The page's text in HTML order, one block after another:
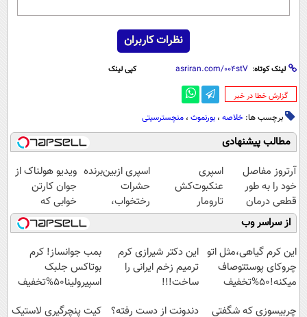
نظرات کاربران
لینک کوتاه: کپی لینک
‌گزارش خطا در خبر
برچسب ها: خلاصه‌ ، بورنموث ، منچسترسیتی
مطالب پیشنهادی
آرتروز مفاصل
خود را به طور
قطعی درمان
کنید!
◗پرسش‌نامه◖
اسپری
عنکبوت‌‌کش
تارومار
ازبین‌برنده انواع
عنکبوت
اسپری ازبین‌برنده
حشرات
رختخواب،
مناسب برای
مقابله با انواع
ساس
ویدیو هولناک از
جوان کارتن
خوابی که
میلیاردر شد.
آموزش رایگان
از سراسر وب
این کرم گیاهی،مثل اتو
چروکای پوستتوصاف
میکنه!50%تخفیف
این دکتر شیرازی کرم
ترمیم زخم ایرانی را
ساخت!!!
بمب جوانساز! کرم
بوتاکس جلبک
اسپیرولینا50%تخفیف
چربیسوزی که شگفتی
دندونت از دست رفته؟
کیت پنچرگیری لاستیک